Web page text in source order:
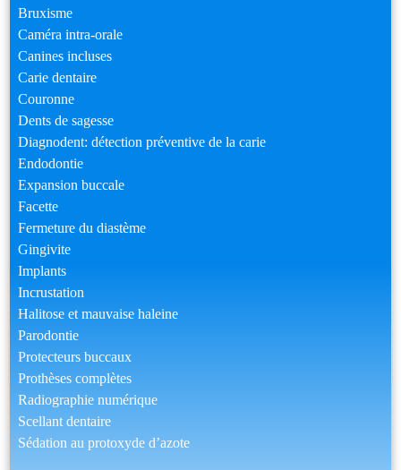
Bruxisme
Caméra intra-orale
Canines incluses
Carie dentaire
Couronne
Dents de sagesse
Diagnodent: détection préventive de la carie
Endodontie
Expansion buccale
Facette
Fermeture du diastème
Gingivite
Implants
Incrustation
Halitose et mauvaise haleine
Parodontie
Protecteurs buccaux
Prothèses complètes
Radiographie numérique
Scellant dentaire
Sédation au protoxyde d’azote